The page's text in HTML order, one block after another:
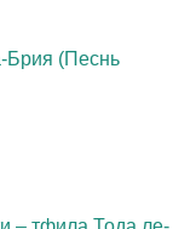
Брия (Песнь